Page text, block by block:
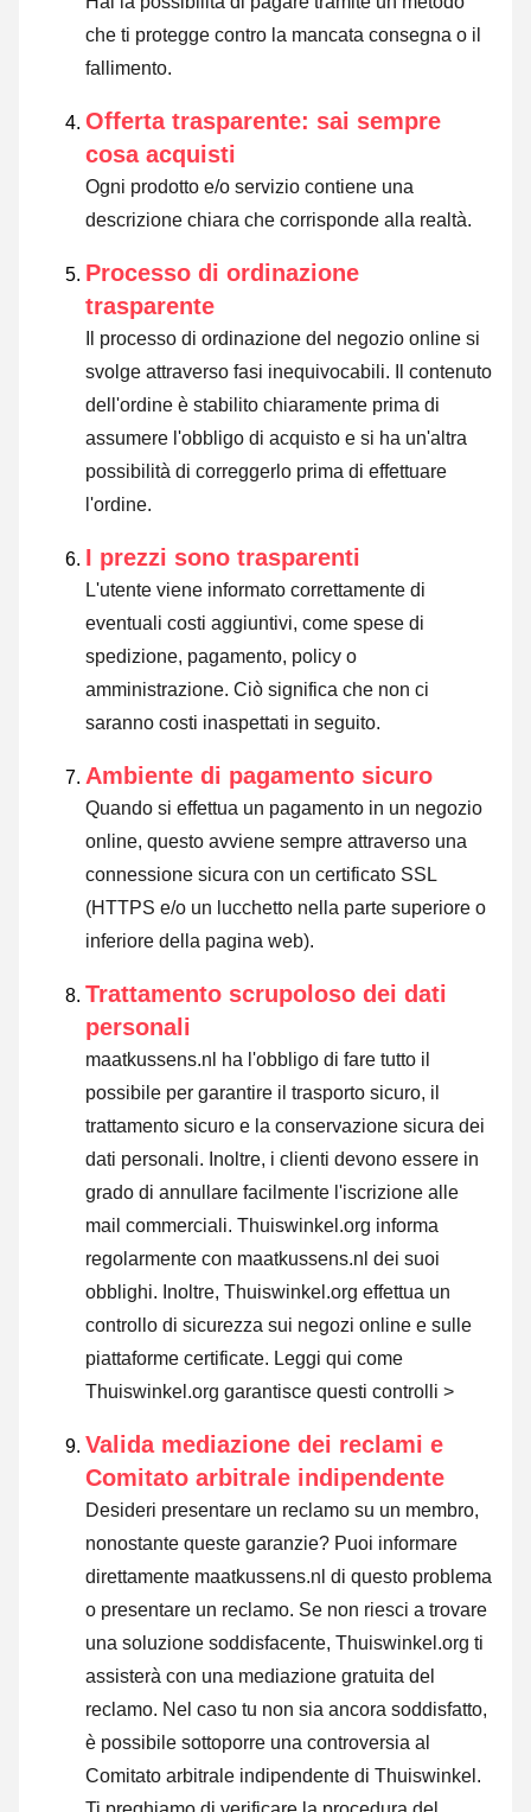
che ti protegge contro la mancata consegna o il
fallimento.
Offerta trasparente: sai sempre
cosa acquisti
Ogni prodotto e/o servizio contiene una
descrizione chiara che corrisponde alla realtà.
Processo di ordinazione
trasparente
Il processo di ordinazione del negozio online si
svolge attraverso fasi inequivocabili. Il contenuto
dell'ordine è stabilito chiaramente prima di
assumere l'obbligo di acquisto e si ha un'altra
possibilità di correggerlo prima di effettuare
l'ordine.
I prezzi sono trasparenti
L'utente viene informato correttamente di
eventuali costi aggiuntivi, come spese di
spedizione, pagamento, policy o
amministrazione. Ciò significa che non ci
saranno costi inaspettati in seguito.
Ambiente di pagamento sicuro
Quando si effettua un pagamento in un negozio
online, questo avviene sempre attraverso una
connessione sicura con un certificato SSL
(HTTPS e/o un lucchetto nella parte superiore o
inferiore della pagina web).
Trattamento scrupoloso dei dati
personali
maatkussens.nl ha l'obbligo di fare tutto il
possibile per garantire il trasporto sicuro, il
trattamento sicuro e la conservazione sicura dei
dati personali. Inoltre, i clienti devono essere in
grado di annullare facilmente l'iscrizione alle
mail commerciali. Thuiswinkel.org informa
regolarmente con maatkussens.nl dei suoi
obblighi. Inoltre, Thuiswinkel.org effettua un
controllo di sicurezza sui negozi online e sulle
piattaforme certificate. Leggi qui come
Thuiswinkel.org garantisce questi controlli >
Valida mediazione dei reclami e
Comitato arbitrale indipendente
Desideri presentare un reclamo su un membro,
nonostante queste garanzie? Puoi informare
direttamente maatkussens.nl di questo problema
o presentare un reclamo. Se non riesci a trovare
una soluzione soddisfacente, Thuiswinkel.org ti
assisterà con una mediazione gratuita del
reclamo. Nel caso tu non sia ancora soddisfatto,
è possibile sottoporre una controversia al
Comitato arbitrale indipendente di Thuiswinkel.